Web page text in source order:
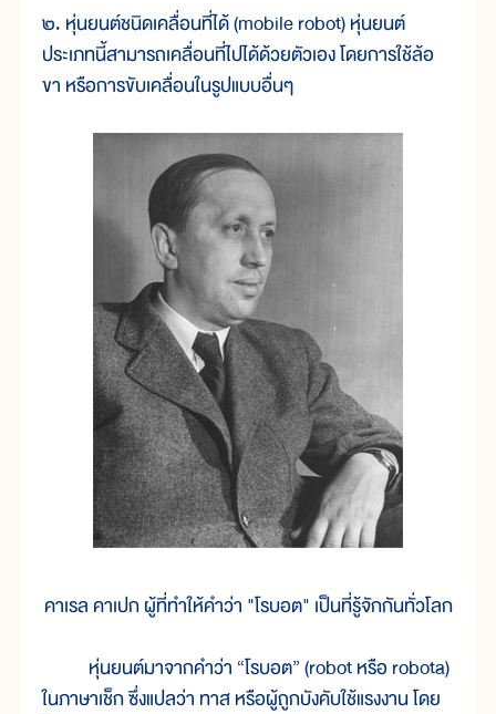
๒. หุ่นยนต์ชนิดเคลื่อนที่ได้ (mobile robot) หุ่นยนต์
ประเภทนี้สามารถเคลื่อนที่ไปได้ด้วยตัวเอง โดยการใช้ล้อ
ขา หรือการขับเคลื่อนในรูปแบบอื่นๆ
คาเรล คาเปก ผู้ที่ทำให้คำว่า "โรบอต" เป็นที่รู้จักกันทั่วโลก
หุ่นยนต์มาจากคำว่า “โรบอต” (robot หรือ robota)
ในภาษาเช็ก ซึ่งแปลว่า ทาส หรือผู้ถูกบังคับใช้แรงงาน โดย